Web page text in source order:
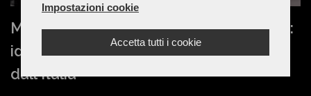
Impostazioni cookie
Accetta tutti i cookie
Marche - Civitanova, furti e tentati furti:
identificati in due, uno è stato espulso
dall'Italia